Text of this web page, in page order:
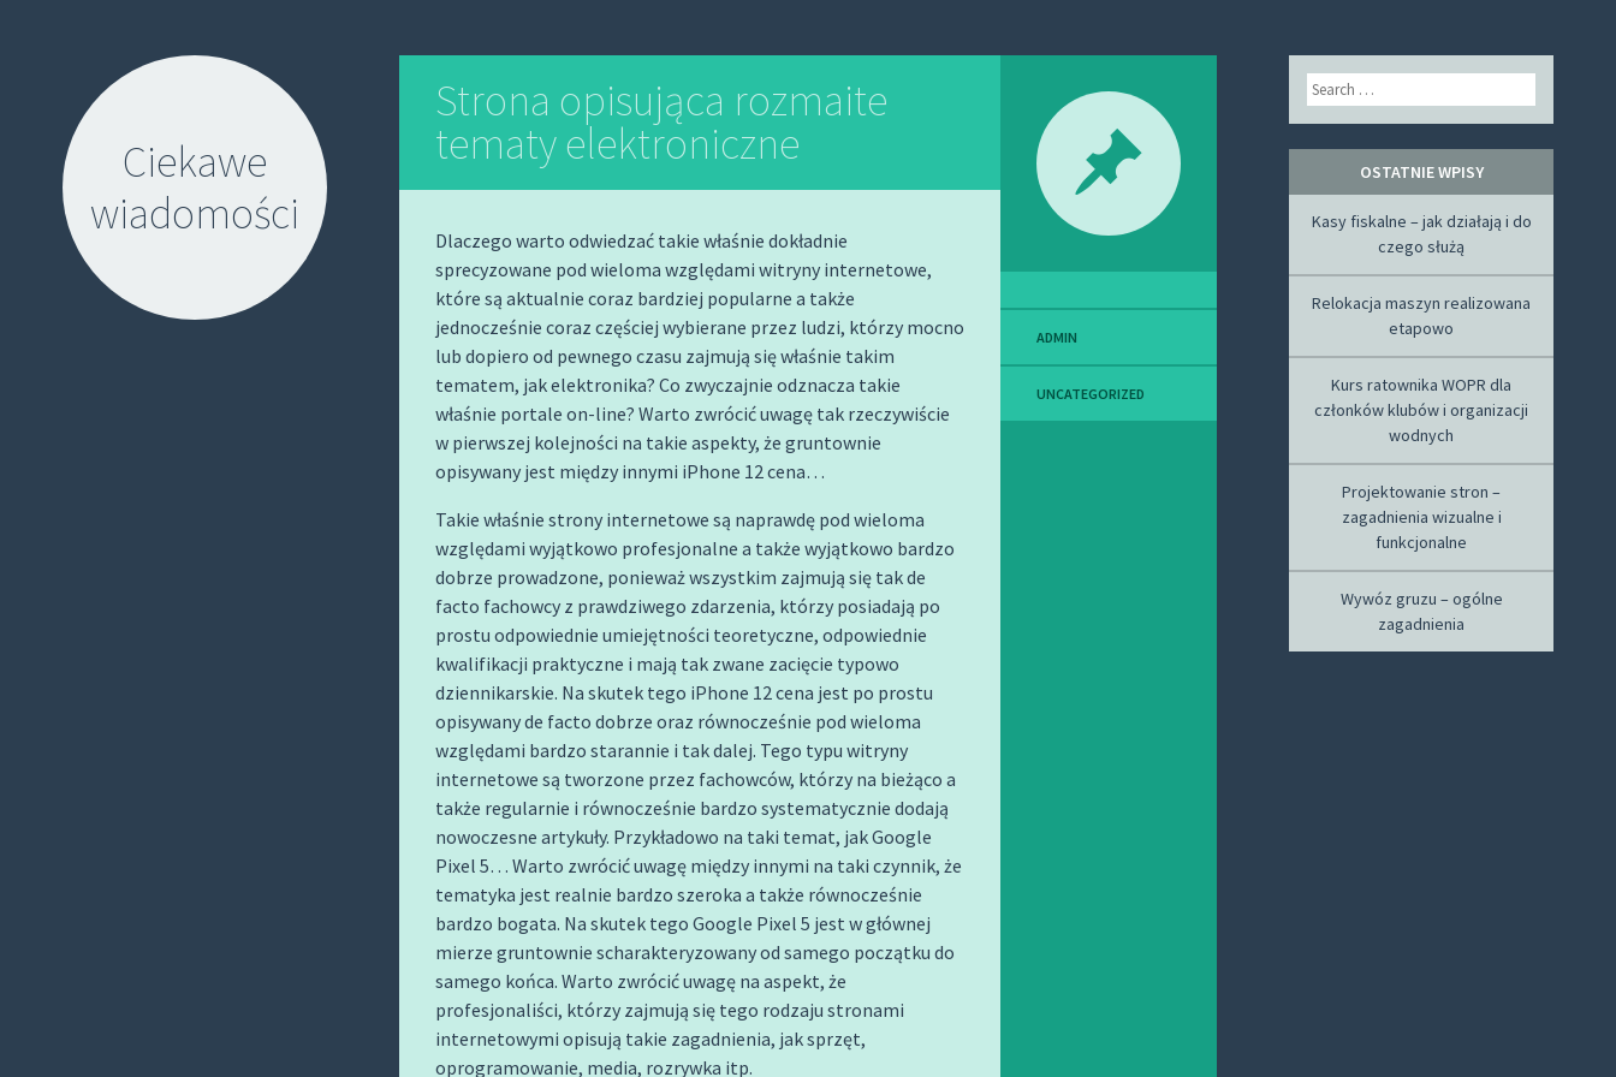
Ciekawe
wiadomości
Strona opisująca rozmaite
tematy elektroniczne
Dlaczego warto odwiedzać takie właśnie dokładnie
sprecyzowane pod wieloma względami witryny internetowe,
które są aktualnie coraz bardziej popularne a także
jednocześnie coraz częściej wybierane przez ludzi, którzy mocno
lub dopiero od pewnego czasu zajmują się właśnie takim
tematem, jak elektronika? Co zwyczajnie odznacza takie
właśnie portale on-line? Warto zwrócić uwagę tak rzeczywiście
w pierwszej kolejności na takie aspekty, że gruntownie
opisywany jest między innymi iPhone 12 cena…
Takie właśnie strony internetowe są naprawdę pod wieloma
względami wyjątkowo profesjonalne a także wyjątkowo bardzo
dobrze prowadzone, ponieważ wszystkim zajmują się tak de
facto fachowcy z prawdziwego zdarzenia, którzy posiadają po
prostu odpowiednie umiejętności teoretyczne, odpowiednie
kwalifikacji praktyczne i mają tak zwane zacięcie typowo
dziennikarskie. Na skutek tego iPhone 12 cena jest po prostu
opisywany de facto dobrze oraz równocześnie pod wieloma
względami bardzo starannie i tak dalej. Tego typu witryny
internetowe są tworzone przez fachowców, którzy na bieżąco a
także regularnie i równocześnie bardzo systematycznie dodają
nowoczesne artykuły. Przykładowo na taki temat, jak Google
Pixel 5… Warto zwrócić uwagę między innymi na taki czynnik, że
tematyka jest realnie bardzo szeroka a także równocześnie
bardzo bogata. Na skutek tego Google Pixel 5 jest w głównej
mierze gruntownie scharakteryzowany od samego początku do
samego końca. Warto zwrócić uwagę na aspekt, że
profesjonaliści, którzy zajmują się tego rodzaju stronami
internetowymi opisują takie zagadnienia, jak sprzęt,
oprogramowanie, media, rozrywka itp.
ADMIN
UNCATEGORIZED
Search
OSTATNIE WPISY
Kasy fiskalne – jak działają i do
czego służą
Relokacja maszyn realizowana
etapowo
Kurs ratownika WOPR dla
członków klubów i organizacji
wodnych
Projektowanie stron –
zagadnienia wizualne i
funkcjonalne
Wywóz gruzu – ogólne
zagadnienia